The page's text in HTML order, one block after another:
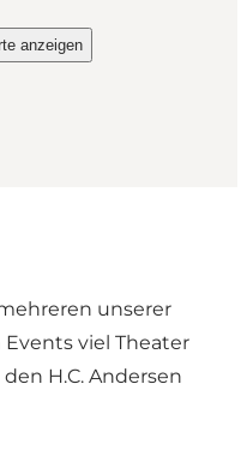
Scenekunst Odense"
anzeigen
for Scenekunst Odense
unserer
viel Theater
den H.C. Andersen